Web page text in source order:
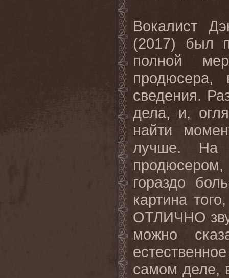
Вокалист
(2017) был
полной
продюсера,
сведения.
дела, и,
найти
лучше. На
гораздо
картина
ОТЛИЧНО
можно
самом деле,